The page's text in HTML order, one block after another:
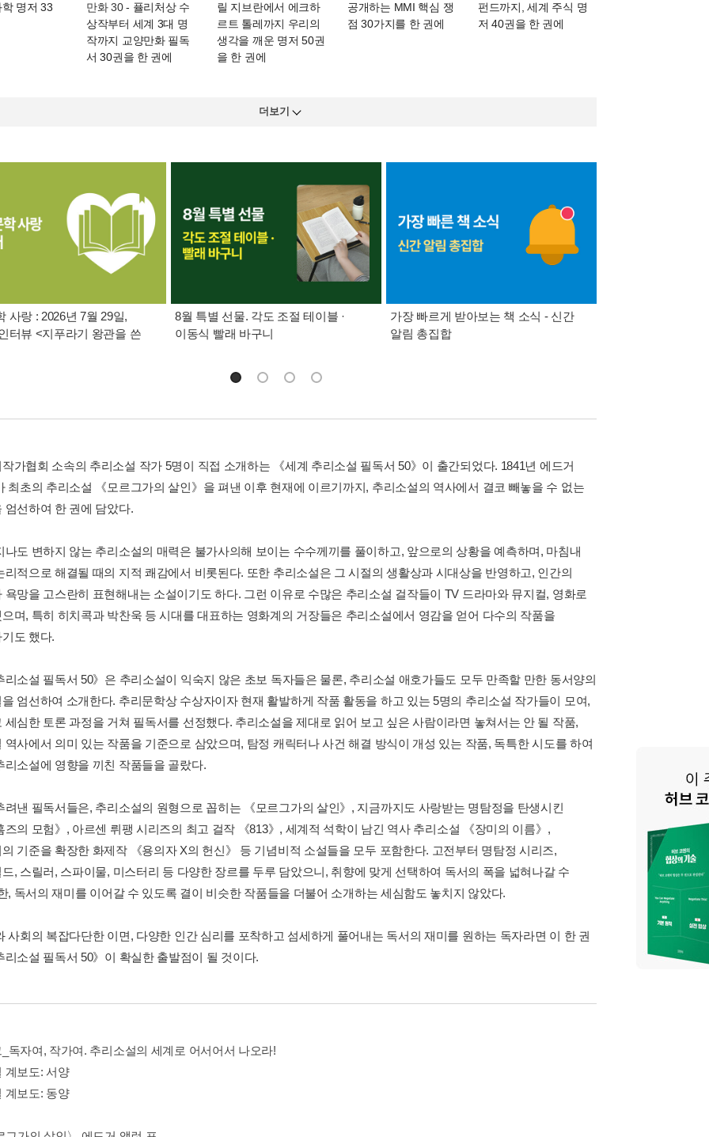
명저 33
만화 30- 퓰리처상 수
상작부터 세계 3대 명
작까지 교양만화 필독
서 30권을 한 권에
릴 지브란에서 에크하
르트 톨레까지 우리의
생각을 깨운 명저 50권
을 한 권에
공개하는 MMI 핵심 쟁
점 30가지를 한 권에
펀드까지, 세계 주식 명
저 40권을 한 권에
더보기
사랑 : 2026년 7월 29일,
터뷰 <지푸라기 왕관을 쓴
8월 특별 선물. 각도 조절 테이블 ·
이동식 빨래 바구니
가장 빠르게 받아보는 책 소식 - 신간
알림 총집합
가협회 소속의 추리소설 작가 5명이 직접 소개하는 《세계 추리소설 필독서 50》이 출간되었다. 1841년 에드거
최초의 추리소설 《모르그가의 살인》을 펴낸 이후 현재에 이르기까지, 추리소설의 역사에서 결코 빼놓을 수 없는
엄선하여 한 권에 담았다.
나도 변하지 않는 추리소설의 매력은 불가사의해 보이는 수수께끼를 풀이하고, 앞으로의 상황을 예측하며, 마침내
리적으로 해결될 때의 지적 쾌감에서 비롯된다. 또한 추리소설은 그 시절의 생활상과 시대상을 반영하고, 인간의
욕망을 고스란히 표현해내는 소설이기도 하다. 그런 이유로 수많은 추리소설 걸작들이 TV 드라마와 뮤지컬, 영화로
며, 특히 히치콕과 박찬욱 등 시대를 대표하는 영화계의 거장들은 추리소설에서 영감을 얻어 다수의 작품을
도 했다.
리소설 필독서 50》은 추리소설이 익숙지 않은 초보 독자들은 물론, 추리소설 애호가들도 모두 만족할 만한 동서양의
엄선하여 소개한다. 추리문학상 수상자이자 현재 활발하게 작품 활동을 하고 있는 5명의 추리소설 작가들이 모여,
세심한 토론 과정을 거쳐 필독서를 선정했다. 추리소설을 제대로 읽어 보고 싶은 사람이라면 놓쳐서는 안 될 작품,
역사에서 의미 있는 작품을 기준으로 삼았으며, 탐정 캐릭터나 사건 해결 방식이 개성 있는 작품, 독특한 시도를 하여
리소설에 영향을 끼친 작품들을 골랐다.
려낸 필독서들은, 추리소설의 원형으로 꼽히는 《모르그가의 살인》, 지금까지도 사랑받는 명탐정을 탄생시킨
즈의 모험》, 아르센 뤼팽 시리즈의 최고 걸작 《813》, 세계적 석학이 남긴 역사 추리소설 《장미의 이름》,
기준을 확장한 화제작 《용의자 X의 헌신》 등 기념비적 소설들을 모두 포함한다. 고전부터 명탐정 시리즈,
, 스릴러, 스파이물, 미스터리 등 다양한 장르를 두루 담았으니, 취향에 맞게 선택하여 독서의 폭을 넓혀나갈 수
, 독서의 재미를 이어갈 수 있도록 결이 비슷한 작품들을 더불어 소개하는 세심함도 놓치지 않았다.
사회의 복잡다단한 이면, 다양한 인간 심리를 포착하고 섬세하게 풀어내는 독서의 재미를 원하는 독자라면 이 한 권
리소설 필독서 50》이 확실한 출발점이 될 것이다.
독자여, 작가여. 추리소설의 세계로 어서어서 나오라!
계보도: 서양
계보도: 동양